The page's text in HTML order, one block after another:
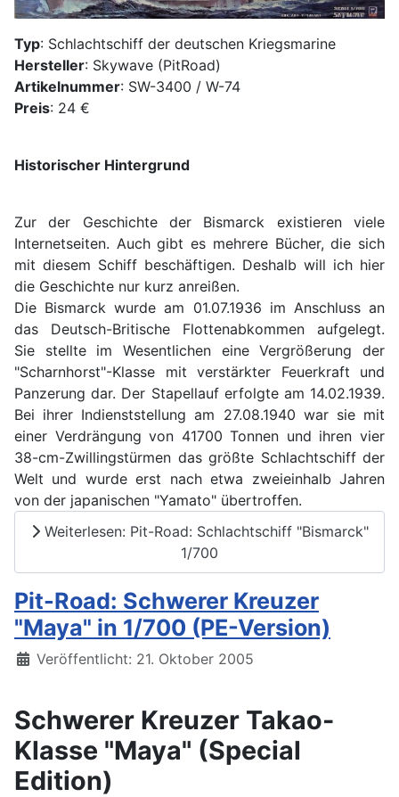
Typ: Schlachtschiff der deutschen Kriegsmarine
Hersteller: Skywave (PitRoad)
Artikelnummer: SW-3400 / W-74
Preis: 24 €
Historischer Hintergrund
Zur der Geschichte der Bismarck existieren viele
Internetseiten. Auch gibt es mehrere Bücher, die sich
mit diesem Schiff beschäftigen. Deshalb will ich hier
die Geschichte nur kurz anreißen.
Die Bismarck wurde am 01.07.1936 im Anschluss an
das Deutsch-Britische Flottenabkommen aufgelegt.
Sie stellte im Wesentlichen eine Vergrößerung der
"Scharnhorst"-Klasse mit verstärkter Feuerkraft und
Panzerung dar. Der Stapellauf erfolgte am 14.02.1939.
Bei ihrer Indienststellung am 27.08.1940 war sie mit
einer Verdrängung von 41700 Tonnen und ihren vier
38-cm-Zwillingstürmen das größte Schlachtschiff der
Welt und wurde erst nach etwa zweieinhalb Jahren
von der japanischen "Yamato" übertroffen.
Weiterlesen: Pit-Road: Schlachtschiff "Bismarck"
1/700
Pit-Road: Schwerer Kreuzer
"Maya" in 1/700 (PE-Version)
Details
Veröffentlicht: 21. Oktober 2005
Schwerer Kreuzer Takao-
Klasse "Maya" (Special
Edition)